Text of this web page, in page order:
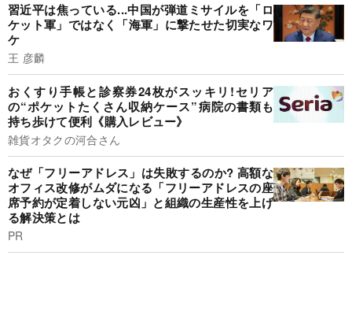
習近平は焦っている...中国が弾道ミサイルを「ロ
ケット軍」ではなく「海軍」に撃たせた切実なワ
ケ
王 彦麟
おくすり手帳と診察券24枚がスッキリ!セリア
の“ポケットたくさん収納ケース”病院の書類も
持ち歩けて便利《購入レビュー》
雑貨オタクの河合さん
なぜ「フリーアドレス」は失敗するのか? 高額な
オフィス改修がムダになる「フリーアドレスの座
席予約が定着しない元凶」と組織の生産性を上げ
る解決策とは
PR